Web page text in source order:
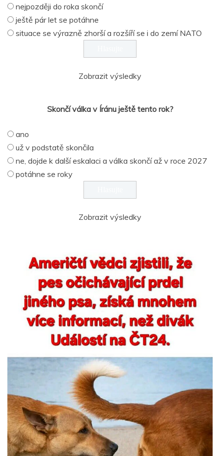
nejpozději do roka skončí
ještě pár let se potáhne
situace se výrazně zhorší a rozšíří se i do zemí NATO
Zobrazit výsledky
Skončí válka v Íránu ještě tento rok?
ano
už v podstatě skončila
ne, dojde k další eskalaci a válka skončí až v roce 2027
potáhne se roky
Zobrazit výsledky